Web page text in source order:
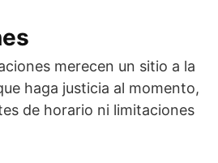
merecen un sitio a la
haga justicia al momento,
de horario ni limitaciones